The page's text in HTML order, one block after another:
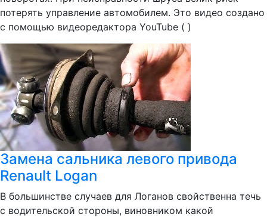
потерять управление автомобилем. Это видео создано
с помощью видеоредактора YouTube ( )
Замена сальника левого привода
Renault Logan
В большинстве случаев для Логанов свойственна течь
с водительской стороны, виновником какой